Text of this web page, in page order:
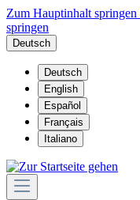
Zum Hauptinhalt springen
springen
Deutsch
Deutsch
English
Español
Français
Italiano